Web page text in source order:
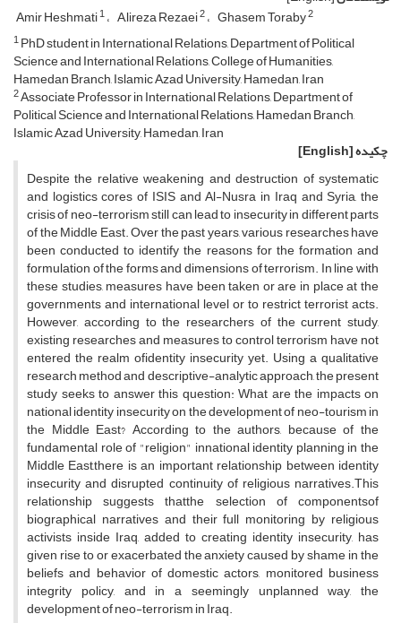
Amir Heshmati1 A,lireza Rezaei2 Ghasem Toraby2
1PhD student in International Relations, Department of Political
Science and International Relations, College of Humanities,
Hamedan Branch, Islamic Azad University, Hamedan, Iran
2Associate Professor in International Relations, Department of
Political Science and International Relations, Hamedan Branch,
Islamic Azad University, Hamedan, Iran
چکیده[English]
Despite the relative weakening and destruction of systematic
and logistics cores of ISIS and Al-Nusra in Iraq and Syria, the
crisis of neo-terrorism still can lead to insecurity in different parts
of the Middle East. Over the past years, various researches have
been conducted to identify the reasons for the formation and
formulation of the forms and dimensions of terrorism. In line with
these studies, measures have been taken or are in place at the
governments and international level or to restrict terrorist acts.
However, according to the researchers of the current study,
existing researches and measures to control terrorism have not
entered the realm ofidentity insecurity yet. Using a qualitative
research method and descriptive-analytic approach, the present
study seeks to answer this question: What are the impacts on
national identity insecurity on the development of neo-tourism in
the Middle East? According to the authors, because of the
fundamental role of "religion" innational identity planning in the
Middle East,there is an important relationship between identity
insecurity and disrupted continuity of religious narratives.This
relationship suggests thatthe selection of componentsof
biographical narratives and their full monitoring by religious
activists inside Iraq, added to creating identity insecurity, has
given rise to or exacerbated the anxiety caused by shame in the
beliefs and behavior of domestic actors, monitored business
integrity policy, and in a seemingly unplanned way, the
development of neo-terrorism in Iraq.